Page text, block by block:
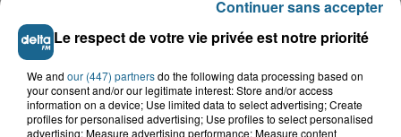
Le respect de votre vie privée est notre priorité
We and our (447) partnersdo the following data processing based on
your consent and/or our legitimate interest: Store and/or access
information on a device; Use limited data to select advertising; Create
profiles for personalised advertising; Use profiles to select personalised
advertising; Measure advertising performance; Measure content
Continuer sans accepter